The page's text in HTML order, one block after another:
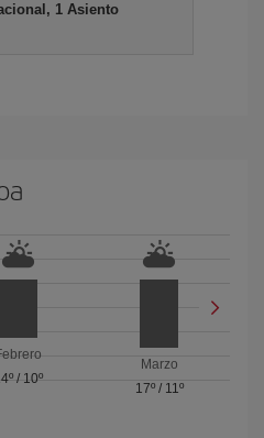
1 Asiento
/ 10º
Marzo
17º/ 11º